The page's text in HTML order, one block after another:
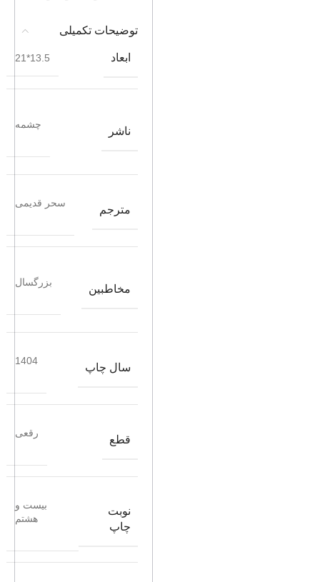
توضیحات تکمیلی
ابعاد 13.5*21
ناشر
چشمه
مترجم
سحر قدیمی
مخاطبین
بزرگسال
سال چاپ
1404
قطع
رقعی
نوبت
چاپ
بیست و
هشتم